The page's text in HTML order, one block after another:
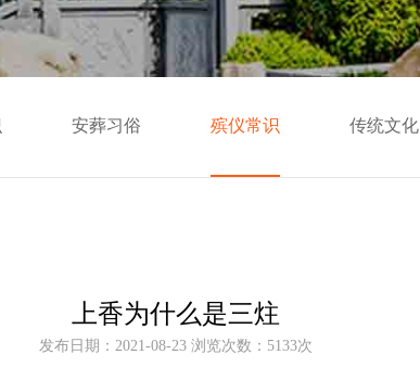
安葬习俗 殡仪常识 传统文化
上香为什么是三炷
发布日期：2021-08-23 浏览次数：5133次